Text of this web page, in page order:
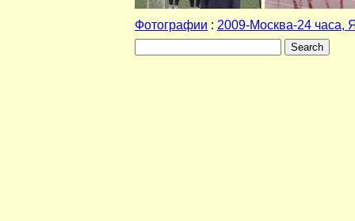
Фотографии : 2009-Москва-24